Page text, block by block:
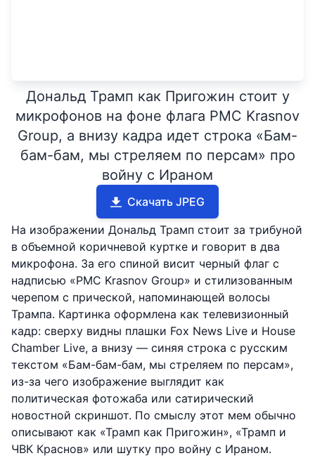
Дональд Трамп как Пригожин стоит у
микрофонов на фоне флага PMC Krasnov
Group, а внизу кадра идет строка «Бам-
бам-бам, мы стреляем по персам» про
войну с Ираном
Скачать JPEG
На изображении Дональд Трамп стоит за трибуной
в объемной коричневой куртке и говорит в два
микрофона. За его спиной висит черный флаг с
надписью «PMC Krasnov Group» и стилизованным
черепом с прической, напоминающей волосы
Трампа. Картинка оформлена как телевизионный
кадр: сверху видны плашки Fox News Live и House
Chamber Live, а внизу — синяя строка с русским
текстом «Бам-бам-бам, мы стреляем по персам»,
из-за чего изображение выглядит как
политическая фотожаба или сатирический
новостной скриншот. По смыслу этот мем обычно
описывают как «Трамп как Пригожин», «Трамп и
ЧВК Краснов» или шутку про войну с Ираном.